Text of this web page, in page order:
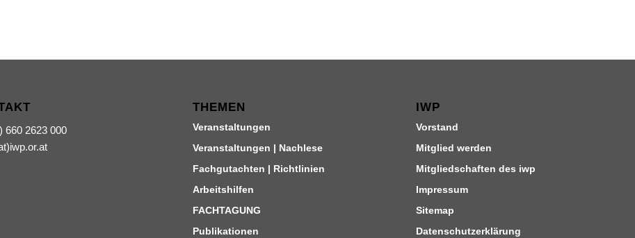
660 2623 000
THEMEN
Veranstaltungen
Veranstaltungen | Nachlese
Fachgutachten | Richtlinien
Arbeitshilfen
FACHTAGUNG
Publikationen
IWP
Vorstand
Mitglied werden
Mitgliedschaften des iwp
Impressum
Sitemap
Datenschutzerklärung